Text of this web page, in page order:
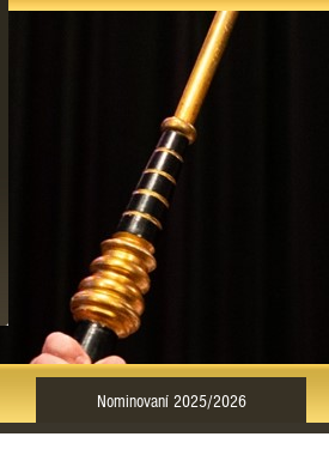
Nominovaní 2025/2026